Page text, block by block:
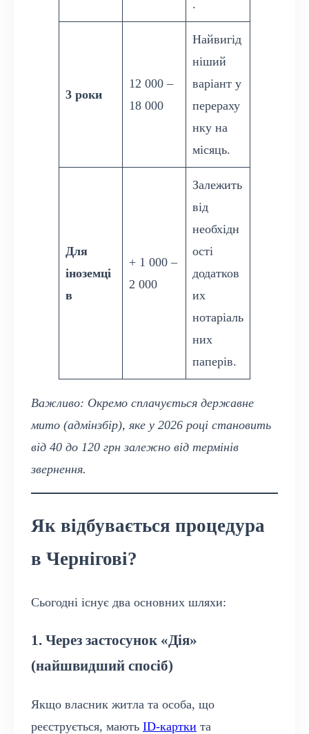
.
3 роки
12 000 –
18 000
Найвигід
ніший
варіант у
перераху
нку на
місяць.
Для
іноземці
в
+ 1 000 –
2 000
Залежить
від
необхідн
ості
додатков
их
нотаріаль
них
паперів.
Важливо: Окремо сплачується державне
мито (адмінзбір), яке у 2026 році становить
від 40 до 120 грн залежно від термінів
звернення.
Як відбувається процедура
в Чернігові?
Сьогодні існує два основних шляхи:
1. Через застосунок «Дія»
(найшвидший спосіб)
Якщо власник житла та особа, що
реєструється, мають ID-картки та